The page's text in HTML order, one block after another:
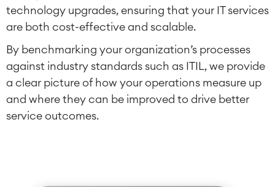
Gestione dei test
Documentazione tecnica
Gestione di progetti e lavori
Monitoraggio del tempo
Processi aziendali
LMS / eLearning
Soluzioni ERP
technology upgrades, ensuring that your IT services
are both cost-effective and scalable.
By benchmarking your organization’s processes
against industry standards such as ITIL, we provide
a clear picture of how your operations measure up
and where they can be improved to drive better
service outcomes.